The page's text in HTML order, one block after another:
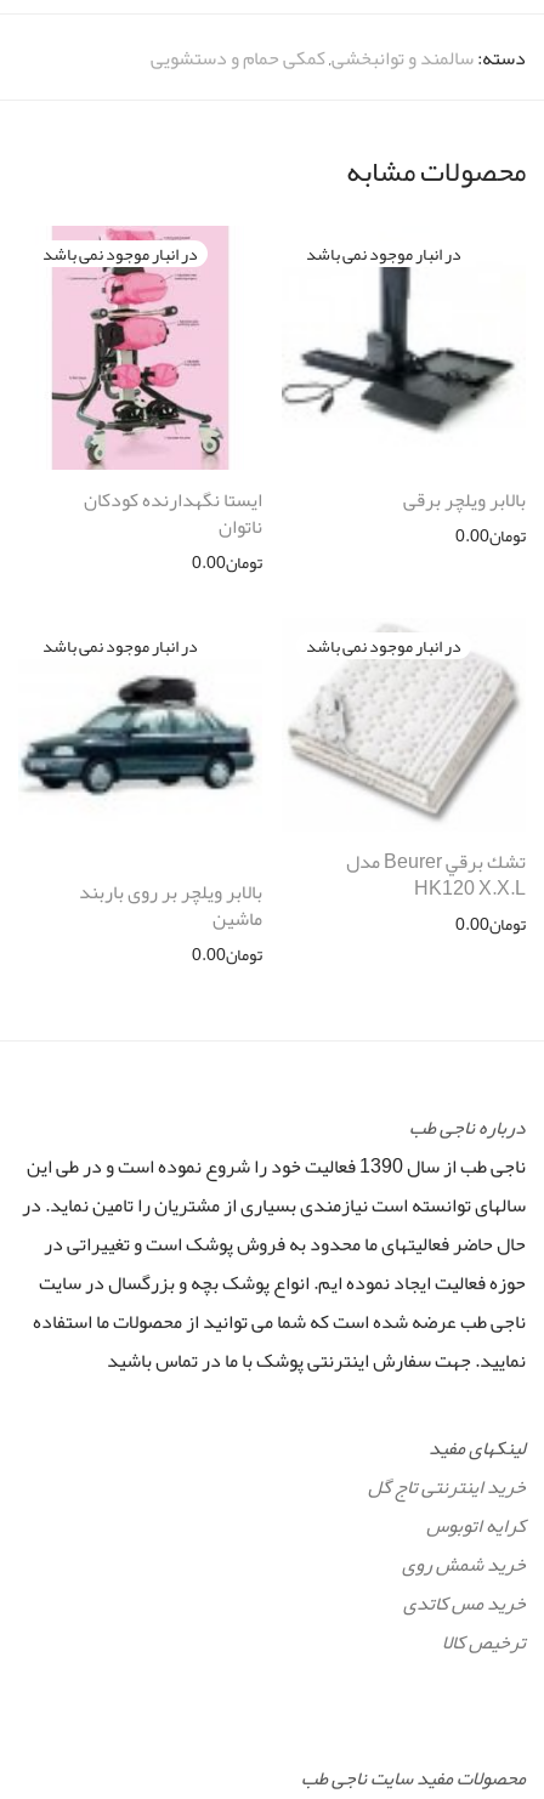
دسته:سالمند و توانبخشی,کمکی حمام و دستشویی
محصولات مشابه
بالابر ویلچر برقی
تومان0.00
ایستا نگهدارنده کودکان
ناتوان
تومان0.00
تشك برقي Beurer مدل
HK120 X.X.L
تومان0.00
بالابر ویلچر بر روی باربند
ماشین
تومان0.00
درباره ناجی طب
ناجی طب از سال 1390 فعالیت خود را شروع نموده است و در طی این
سالهای توانسته است نیازمندی بسیاری از مشتریان را تامین نماید. در
حال حاضر فعالیتهای ما محدود به فروش پوشک است و تغییراتی در
حوزه فعالیت ایجاد نموده ایم. انواع پوشک بچه و بزرگسال در سایت
ناجی طب عرضه شده است که شما می توانید از محصولات ما استفاده
نمایید. جهت سفارش اینترنتی پوشک با ما در تماس باشید
لینکهای مفید
خرید اینترنتی تاج گل
کرایه اتوبوس
خرید شمش روی
خرید مس کاتدی
ترخیص کالا
محصولات مفید سایت ناجی طب